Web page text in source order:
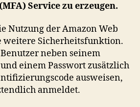
bereit
Service zu erzeugen.
Nutzung der Amazon Web
weitere Sicherheitsfunktion.
neben seinem
einem Passwort zusätzlich
ausweisen,
anmeldet.